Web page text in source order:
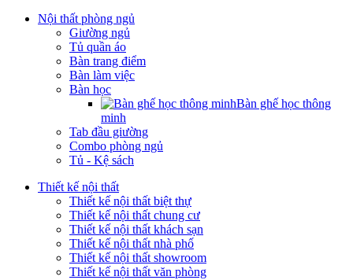
Nội thất phòng ngủ
Giường ngủ
Tủ quần áo
Bàn trang điểm
Bàn làm việc
Bàn học
Bàn ghế học thông
minh
Tab đầu giường
Combo phòng ngủ
Tủ - Kệ sách
Thiết kế nội thất
Thiết kế nội thất biệt thự
Thiết kế nội thất chung cư
Thiết kế nội thất khách sạn
Thiết kế nội thất nhà phố
Thiết kế nội thất showroom
Thiết kế nội thất văn phòng